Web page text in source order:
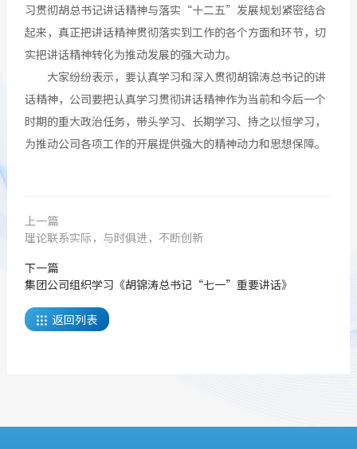
习贯彻胡总书记讲话精神与落实“十二五”发展规划紧密结合
起来，真正把讲话精神贯彻落实到工作的各个方面和环节，切
实把讲话精神转化为推动发展的强大动力。
大家纷纷表示，要认真学习和深入贯彻胡锦涛总书记的讲
话精神，公司要把认真学习贯彻讲话精神作为当前和今后一个
时期的重大政治任务，带头学习、长期学习、持之以恒学习，
为推动公司各项工作的开展提供强大的精神动力和思想保障。
上一篇
理论联系实际，与时俱进，不断创新
下一篇
集团公司组织学习《胡锦涛总书记“七一”重要讲话》
 返回列表